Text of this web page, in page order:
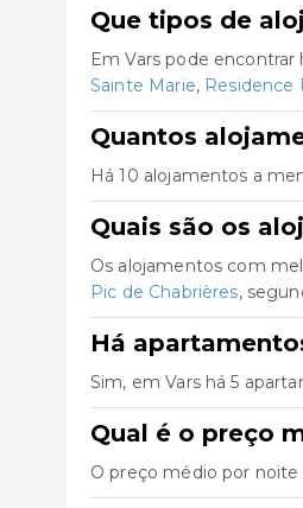
Que tipos de
Em Vars pode
Sainte Marie, Residence
Quantos
Há 10 alojamentos a
Quais são os
Os alojamentos com
Pic de Chabrières,
Há
Sim, em Vars há 5
Qual é o preço
O preço médio por